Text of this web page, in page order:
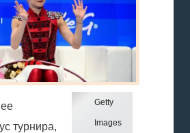
Getty
Images
турнира,